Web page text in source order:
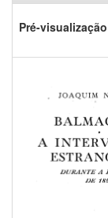
Pré-visualização